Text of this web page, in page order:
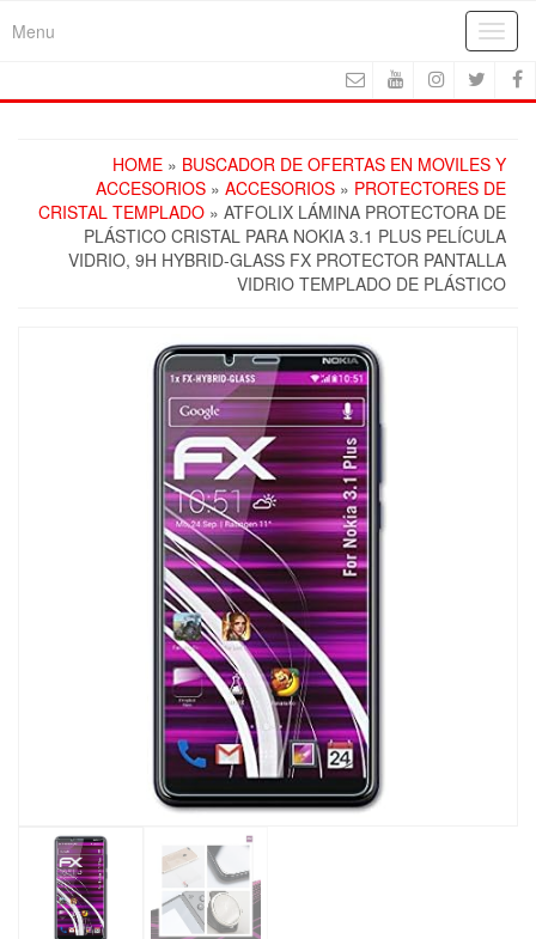
Menu
HOME » BUSCADOR DE OFERTAS EN MOVILES Y
ACCESORIOS » ACCESORIOS » PROTECTORES DE
CRISTAL TEMPLADO » ATFOLIX LÁMINA PROTECTORA DE
PLÁSTICO CRISTAL PARA NOKIA 3.1 PLUS PELÍCULA
VIDRIO, 9H HYBRID-GLASS FX PROTECTOR PANTALLA
VIDRIO TEMPLADO DE PLÁSTICO